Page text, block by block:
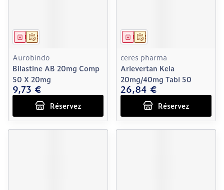
Sur prescription
Médicament
Aurobindo
Bilastine AB 20mg Comp
50 X 20mg
9,73 €
Réservez
Sur prescription
Médicament
ceres pharma
Arlevertan Kela
20mg/40mg Tabl 50
26,84 €
Réservez